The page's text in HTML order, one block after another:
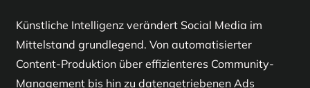
Künstliche Intelligenz verändert Social Media im
Mittelstand grundlegend. Von automatisierter
Content-Produktion über effizienteres Community-
Management bis hin zu datengetriebenen Ads